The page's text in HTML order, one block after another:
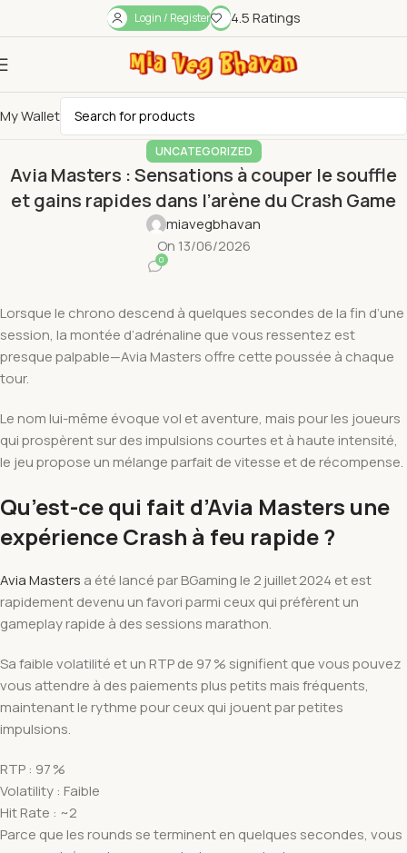
Login / Register 4.5 Ratings
My Wallet
UNCATEGORIZED
Avia Masters : Sensations à couper le souffle
et gains rapides dans l’arène du Crash Game
miavegbhavan
On 13/06/2026
0
Lorsque le chrono descend à quelques secondes de la fin d’une
session, la montée d’adrénaline que vous ressentez est
presque palpable—Avia Masters offre cette poussée à chaque
tour.
Le nom lui-même évoque vol et aventure, mais pour les joueurs
qui prospèrent sur des impulsions courtes et à haute intensité,
le jeu propose un mélange parfait de vitesse et de récompense.
Qu’est-ce qui fait d’Avia Masters une
expérience Crash à feu rapide ?
Avia Masters a été lancé par BGaming le 2 juillet 2024 et est
rapidement devenu un favori parmi ceux qui préfèrent un
gameplay rapide à des sessions marathon.
Sa faible volatilité et un RTP de 97 % signifient que vous pouvez
vous attendre à des paiements plus petits mais fréquents,
maintenant le rythme pour ceux qui jouent par petites
impulsions.
RTP : 97 %
Volatility : Faible
Hit Rate : ~2
Parce que les rounds se terminent en quelques secondes, vous